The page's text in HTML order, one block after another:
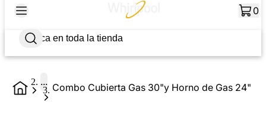
0
... Combo Cubierta Gas 30"y Horno de Gas 24"